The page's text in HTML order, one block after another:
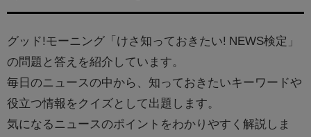
グッド!モーニング「けさ知っておきたい! NEWS検定」
の問題と答えを紹介しています。
毎日のニュースの中から、知っておきたいキーワードや
役立つ情報をクイズとして出題します。
気になるニュースのポイントをわかりやすく解説しま